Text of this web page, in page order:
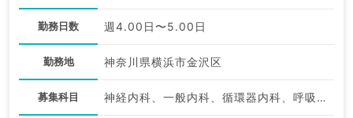
勤務日数 週4.00日〜5.00日
勤務地 神奈川県横浜市金沢区
募集科目 神経内科、一般内科、循環器内科、呼吸器内科、消化器内科、内分泌・代謝内科、腎臓内科、老年内科、外科系全般、一般外科、膠原病科